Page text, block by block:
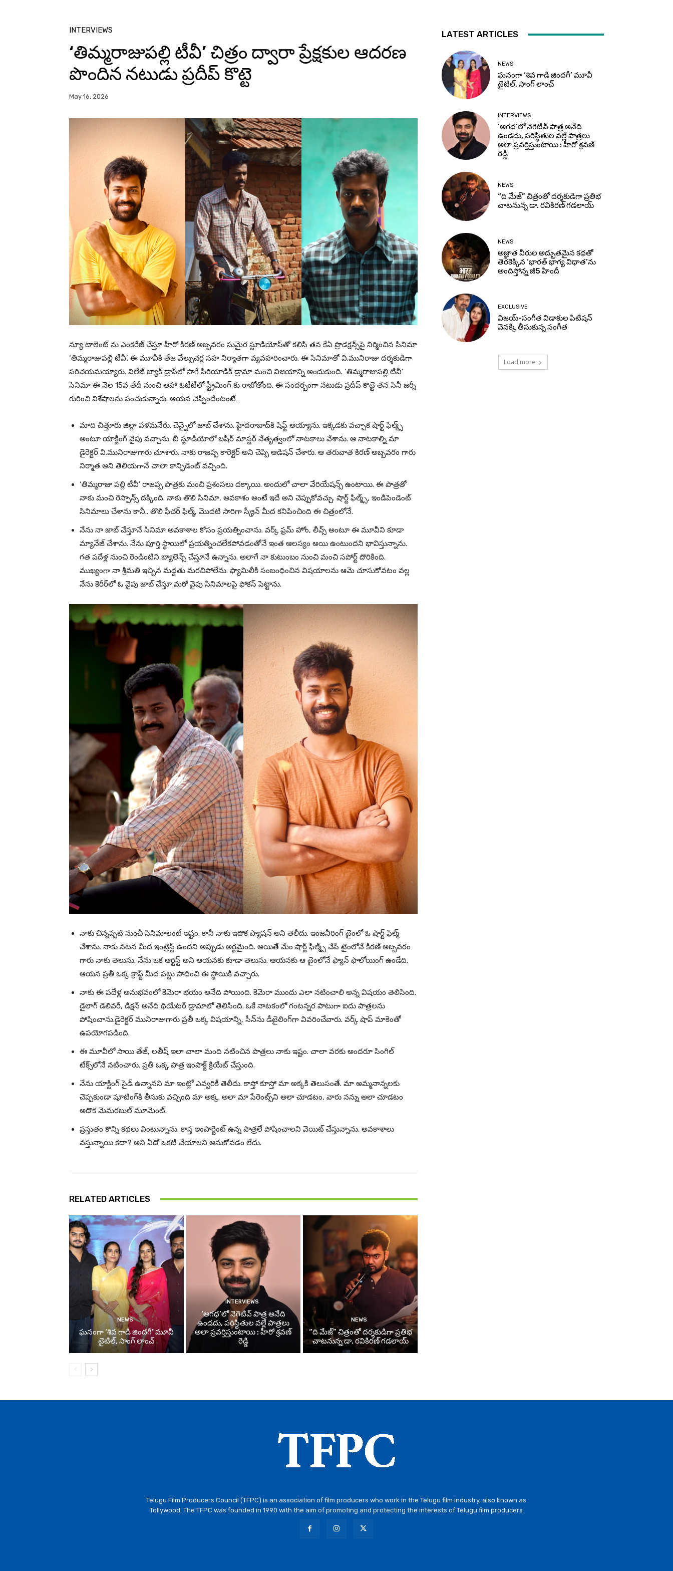
INTERVIEWS
‘తిమ్మరాజుపల్లి టీవీ’ చిత్రం ద్వారా ప్రేక్షకుల ఆదరణ
పొందిన నటుడు ప్రదీప్ కొట్టె
May 16, 2026
న్యూ టాలెంట్ ను ఎంకరేజ్ చేస్తూ హీరో కిరణ్ అబ్బవరం సుమైర స్టూడియోస్‌తో కలిసి తన కేఏ ప్రొడక్షన్స్‌పై నిర్మించిన సినిమా
‘తిమ్మరాజుపల్లి టీవీ’. ఈ మూవీకి తేజ వేల్పుచర్ల సహ నిర్మాతగా వ్యవహరించారు. ఈ సినిమాతో వి.మునిరాజు దర్శకుడిగా
పరిచయమయ్యారు. విలేజ్ బ్యాక్ డ్రాప్‌లో సాగే పీరియాడిక్ డ్రామా మంచి విజయాన్ని అందుకుంది. ‘తిమ్మరాజుపల్లి టీవీ’
సినిమా ఈ నెల 15వ తేదీ నుంచి ఆహా ఓటీటీలో స్ట్రీమింగ్ కు రాబోతోంది. ఈ సందర్భంగా నటుడు ప్రదీప్ కొట్టె తన సినీ జర్నీ
గురించి విశేషాలను పంచుకున్నారు. ఆయన చెప్పిందేంటంటే…
మాది చిత్తూరు జిల్లా పళమనేరు. చెన్నైలో జాబ్ చేశాను. హైదరాబాద్‌కి షిఫ్ట్ అయ్యాను. ఇక్కడకు వచ్చాక షార్ట్ ఫిల్మ్స్
అంటూ యాక్టింగ్ వైపు వచ్చాను. బీ స్టూడియోలో బషీర్ మాస్టర్ నేతృత్వంలో నాటకాలు వేశాను. ఆ నాటకాల్ని మా
డైరెక్టర్ వి.మునిరాజుగారు చూశారు. నాకు రాజప్ప కారెక్టర్ అని చెప్పి ఆడిషన్ చేశారు. ఆ తరువాత కిరణ్ అబ్బవరం గారు
నిర్మాత అని తెలియగానే చాలా కాన్ఫిడెంట్ వచ్చింది.
‘తిమ్మరాజు పల్లి టీవీ’ రాజప్ప పాత్రకు మంచి ప్రశంసలు దక్కాయి. అందులో చాలా వేరియేషన్స్ ఉంటాయి. ఈ పాత్రతో
నాకు మంచి రెస్పాన్స్ దక్కింది. నాకు తొలి సినిమా, అవకాశం అంటే ఇదే అని చెప్పుకోవచ్చు. షార్ట్ ఫిల్మ్స్, ఇండిపెండెంట్
సినిమాలు చేశాను కానీ.. తొలి ఫీచర్ ఫిల్మ్, మొదటి సారిగా స్క్రీన్ మీద కనిపించింది ఈ చిత్రంలోనే.
నేను నా జాబ్ చేస్తూనే సినిమా అవకాశాల కోసం ప్రయత్నించాను. వర్క్ ఫ్రమ్ హోం, లీవ్స్ అంటూ ఈ మూవీని కూడా
మ్యానేజ్ చేశాను. నేను పూర్తి స్థాయిలో ప్రయత్నించలేకపోవడంతోనే ఇంత ఆలస్యం అయి ఉంటుందని భావిస్తున్నాను.
గత పదేళ్ల నుంచి రెండింటిని బ్యాలెన్స్ చేస్తూనే ఉన్నాను. అలాగే నా కుటుంబం నుంచి మంచి స‌పోర్ట్ దొరికింది.
ముఖ్యంగా నా శ్రీమ‌తి ఇచ్చిన మ‌ద్ద‌తు మ‌ర‌చిపోలేను. ఫ్యామిలీకి సంబంధించిన విష‌యాల‌ను ఆమె చూసుకోవ‌టం వ‌ల్ల
నేను కెరీర్‌లో ఓ వైపు జాబ్ చేస్తూ మ‌రో వైపు సినిమాల‌పై ఫోక‌స్ పెట్టాను.
నాకు చిన్నప్పటి నుంచీ సినిమాలంటే ఇష్టం. కానీ నాకు ఇదొక ప్యాషన్ అని తెలీదు. ఇంజనీరింగ్ టైంలో ఓ షార్ట్ ఫిల్మ్
చేశాను. నాకు నటన మీద ఇంట్రెస్ట్ ఉందని అప్పుడు అర్థమైంది. అయితే మేం షార్ట్ ఫిల్మ్స్ చేసే టైంలోనే కిరణ్ అబ్బవరం
గారు నాకు తెలుసు. నేను ఒక ఆర్టిస్ట్ అని ఆయనకు కూడా తెలుసు. ఆయనకు ఆ టైంలోనే ఫ్యాన్ ఫాలోయింగ్ ఉండేది.
ఆయన ప్రతీ ఒక్క క్రాఫ్ట్ మీద పట్టు సాధించి ఈ స్థాయికి వచ్చారు.
నాకు ఈ పదేళ్ల అనుభవంలో కెమెరా భయం అనేది పోయింది. కెమెరా ముందు ఎలా నటించాలి అన్న విషయం తెలిసింది.
డైలాగ్ డెలివరీ, డిక్షన్ అనేది థియేటర్ డ్రామాలో తెలిసింది. ఒకే నాటకంలో గంటన్నర పాటుగా ఐదు పాత్రలను
పోషించాను.డైరెక్టర్ మునిరాజుగారు ప్రతీ ఒక్క విషయాన్ని, సీన్‌ను డీటైలింగ్‌గా వివరించేవారు. వర్క్ షాప్‌ మాకెంతో
ఉపయోగపడింది.
ఈ మూవీలో సాయి తేజ్, లతీష్ ఇలా చాలా మంది నటించిన పాత్రలు నాకు ఇష్టం. చాలా వరకు అందరూ సింగిల్
టేక్స్‌లోనే నటించారు. ప్రతీ ఒక్క పాత్ర ఇంపాక్ట్ క్రియేట్ చేస్తుంది.
నేను యాక్టింగ్ సైడ్ ఉన్నానని మా ఇంట్లో ఎవ్వరికీ తెలీదు. కాస్తో కూస్తో మా అక్కకి తెలుసంతే. మా అమ్మనాన్నలకు
చెప్పకుండా షూటింగ్‌కి తీసుకు వచ్చింది మా అక్క. అలా మా పేరెంట్స్‌ని అలా చూడటం, వారు నన్ను అలా చూడటం
అదొక మెమరబుల్ మూమెంట్.
ప్రస్తుతం కొన్ని కథలు వింటున్నాను. కాస్త ఇంపార్టెంట్ ఉన్న పాత్రలే పోషించాలని వెయిట్ చేస్తున్నాను. అవకాశాలు
వస్తున్నాయి కదా? అని ఏదో ఒకటి చేయాలని అనుకోవడం లేదు.
RELATED ARTICLES
NEWS
ఘనంగా ‘శివ గాడి జింద‌గీ’ మూవీ
టైటిల్, సాంగ్ లాంచ్
INTERVIEWS
‘అగధ’లో నెగెటివ్ పాత్ర అనేది
ఉండదు, పరిస్థితుల వల్లే పాత్రలు
అలా ప్రవర్తిస్తుంటాయి : హీరో శ్రవణ్
రెడ్డి
NEWS
“ది మేజ్” చిత్రంతో దర్శకుడిగా ప్రతిభ
చాటనున్న డా. రవికిరణ్ గడలాయ్
LATEST ARTICLES
NEWS
ఘనంగా ‘శివ గాడి జింద‌గీ’ మూవీ
టైటిల్, సాంగ్ లాంచ్
INTERVIEWS
‘అగధ’లో నెగెటివ్ పాత్ర అనేది
ఉండదు, పరిస్థితుల వల్లే పాత్రలు
అలా ప్రవర్తిస్తుంటాయి : హీరో శ్రవణ్
రెడ్డి
NEWS
“ది మేజ్” చిత్రంతో దర్శకుడిగా ప్రతిభ
చాటనున్న డా. రవికిరణ్ గడలాయ్
NEWS
అజ్ఞాత వీరుల అద్భుతమైన కథతో
తెరకెక్కిన ‘భారత్ భాగ్య విధాత’ను
అందిస్తోన్న జీ5 హిందీ
EXCLUSIVE
విజయ్-సంగీత విడాకుల పిటిషన్
వెనక్కి తీసుకున్న సంగీత
Load more
Telugu Film Producers Council (TFPC) is an association of film producers who work in the Telugu film industry, also known as
Tollywood. The TFPC was founded in 1990 with the aim of promoting and protecting the interests of Telugu film producers